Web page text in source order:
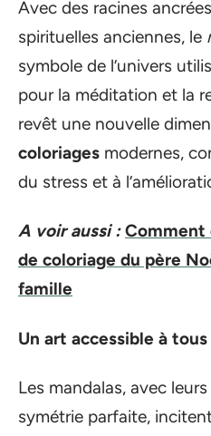
Avec des racines
spirituelles anciennes, le
symbole de l’univers
pour la méditation et la
revêt une nouvelle
coloriages modernes,
du stress et à
A voir aussi : Comment
de coloriage du père
famille
Un art accessible à tous
Les mandalas, avec
symétrie parfaite,